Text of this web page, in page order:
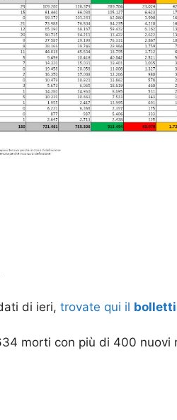
di ieri, trovate qui il
morti con più di 400 nuovi